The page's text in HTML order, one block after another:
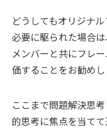
どうしてもオリジナ
必要に駆られた場合
メンバーと共にフレ
価することをお勧めし
ここまで問題解決思
的思考に焦点を当て